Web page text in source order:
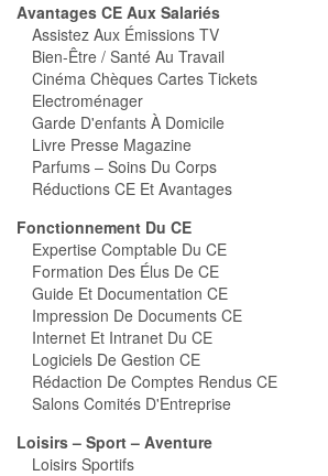
Avantages CE Aux Salariés
Assistez Aux Émissions TV
Bien-Être / Santé Au Travail
Cinéma Chèques Cartes Tickets
Electroménager
Garde D'enfants À Domicile
Livre Presse Magazine
Parfums – Soins Du Corps
Réductions CE Et Avantages
Fonctionnement Du CE
Expertise Comptable Du CE
Formation Des Élus De CE
Guide Et Documentation CE
Impression De Documents CE
Internet Et Intranet Du CE
Logiciels De Gestion CE
Rédaction De Comptes Rendus CE
Salons Comités D'Entreprise
Loisirs – Sport – Aventure
Loisirs Sportifs